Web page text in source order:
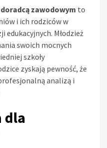
zawodowym to
i ich rodziców w
edukacyjnych. Młodzież
swoich mocnych
szkoły
zyskają pewność, że
analizą i
dla